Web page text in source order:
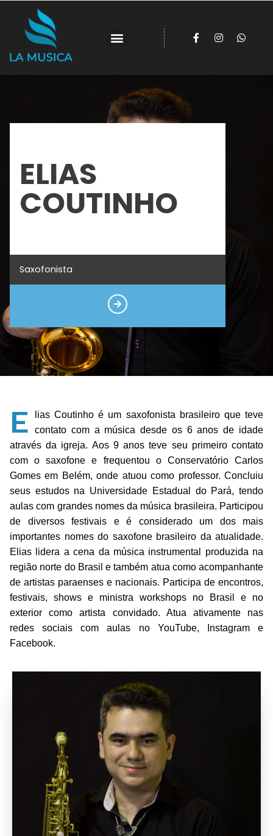
ELIAS
COUTINHO
Saxofonista
E
lias Coutinho é um saxofonista brasileiro que teve
contato com a música desde os 6 anos de idade
através da igreja. Aos 9 anos teve seu primeiro contato
com o saxofone e frequentou o Conservatório Carlos
Gomes em Belém, onde atuou como professor. Concluiu
seus estudos na Universidade Estadual do Pará, tendo
aulas com grandes nomes da música brasileira. Participou
de diversos festivais e é considerado um dos mais
importantes nomes do saxofone brasileiro da atualidade.
Elias lidera a cena da música instrumental produzida na
região norte do Brasil e também atua como acompanhante
de artistas paraenses e nacionais. Participa de encontros,
festivais, shows e ministra workshops no Brasil e no
exterior como artista convidado. Atua ativamente nas
redes sociais com aulas no YouTube, Instagram e
Facebook.